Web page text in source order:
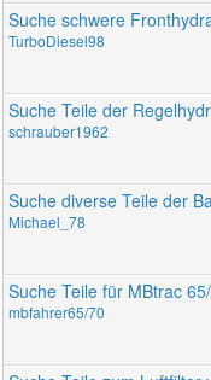
Suche schwere
TurboDiesel98
Suche Teile der
schrauber1962
Suche diverse Teile der
Michael_78
Suche Teile für MBtrac
mbfahrer65/70